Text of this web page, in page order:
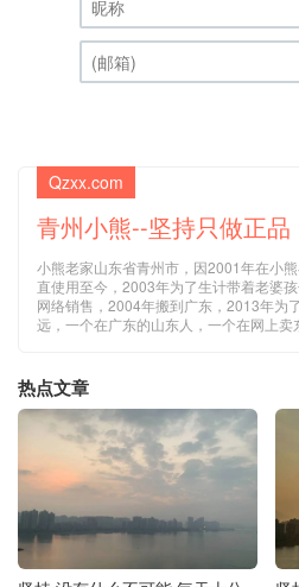
昵称 (必填)
Qzxx.com
青州小熊--坚持只做正品
小熊老家山东省青州市，因2001年在小
直使用至今，2003年为了生计带着老婆
网络销售，2004年搬到广东，2013年为
远，一个在广东的山东人，一个在网上卖
热点文章